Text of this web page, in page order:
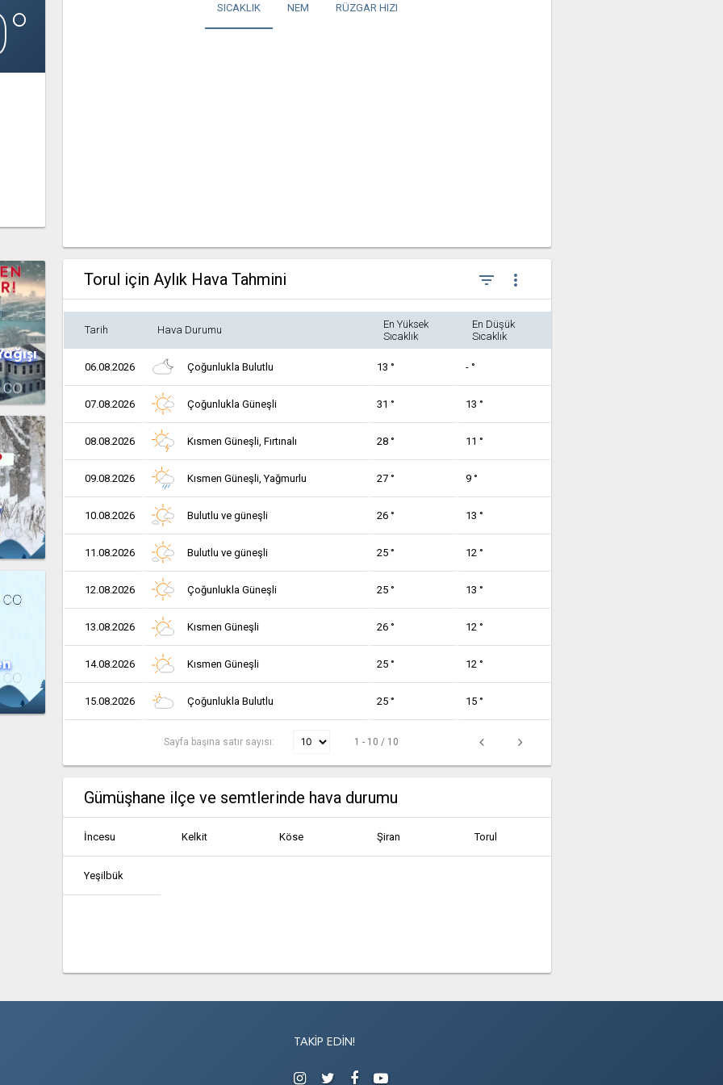
SICAKLIK NEM RÜZGAR HIZI
Torul için Aylık Hava Tahmini filter_list more_vert
Tarih Hava Durumu
En Yüksek
Sıcaklık
En Düşük
Sıcaklık
06.08.2026 Çoğunlukla Bulutlu 13 ° - °
07.08.2026 Çoğunlukla Güneşli 31 ° 13 °
08.08.2026 Kısmen Güneşli, Fırtınalı 28 ° 11 °
09.08.2026 Kısmen Güneşli, Yağmurlu 27 ° 9 °
10.08.2026 Bulutlu ve güneşli 26 ° 13 °
11.08.2026 Bulutlu ve güneşli 25 ° 12 °
12.08.2026 Çoğunlukla Güneşli 25 ° 13 °
13.08.2026 Kısmen Güneşli 26 ° 12 °
14.08.2026 Kısmen Güneşli 25 ° 12 °
15.08.2026 Çoğunlukla Bulutlu 25 ° 15 °
Sayfa başına satır sayısı: 1 - 10 / 10
Gümüşhane ilçe ve semtlerinde hava durumu
İncesu Kelkit Köse Şiran Torul
Yeşilbük
TAKIP EDIN!